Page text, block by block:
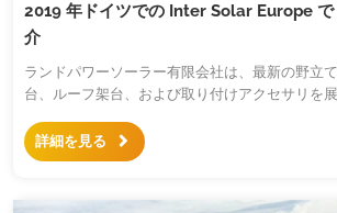
2019 年ドイツでの Inter Solar Europe
介
ランドパワーソーラー有限会社は、最新の野立
台、ルーフ架台、および取り付けアクセサリを
ジェクトの実装ソリューションについて話し合
は下記の通りです。 出展者 : アモイランド...
詳細を見る